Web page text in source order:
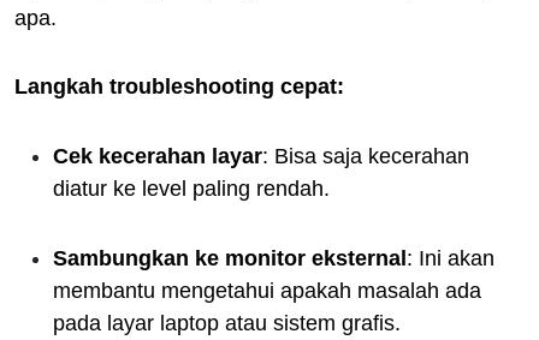
apa.
Langkah troubleshooting cepat:
Cek kecerahan layar: Bisa saja kecerahan
diatur ke level paling rendah.
Sambungkan ke monitor eksternal: Ini akan
membantu mengetahui apakah masalah ada
pada layar laptop atau sistem grafis.